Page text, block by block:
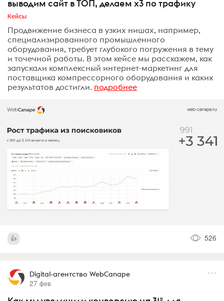
выводим сайт в ТОП, делаем x3 по трафику
Кейсы
Продвижение бизнеса в узких нишах, например,
специализированного промышленного
оборудования, требует глубокого погружения в тему
и точечной работы. В этом кейсе мы расскажем, как
запускали комплексный интернет-маркетинг для
поставщика компрессорного оборудования и каких
результатов достигли. подробнее
526
Digital-агентство WebCanape
27 фев